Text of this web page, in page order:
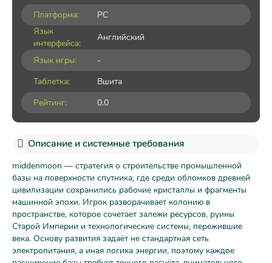
Платформа:
PC
Язык
интерфейса:
Английский
Язык игры:
-
Таблетка:
Вшита
Рейтинг:
0.0
Описание и системные требования
middenmoon — стратегия о строительстве промышленной
базы на поверхности спутника, где среди обломков древней
цивилизации сохранились рабочие кристаллы и фрагменты
машинной эпохи. Игрок разворачивает колонию в
пространстве, которое сочетает залежи ресурсов, руины
Старой Империи и технологические системы, пережившие
века. Основу развития задаёт не стандартная сеть
электропитания, а иная логика энергии, поэтому каждое